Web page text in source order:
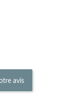
avis